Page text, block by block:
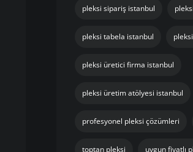
pleksi sipariş istanbul
pleksi tabela istanbul
pleksi üretici firma istanbul
pleksi üretim atölyesi istanbul
profesyonel pleksi çözümleri
toptan pleksi uygun fiyatlı